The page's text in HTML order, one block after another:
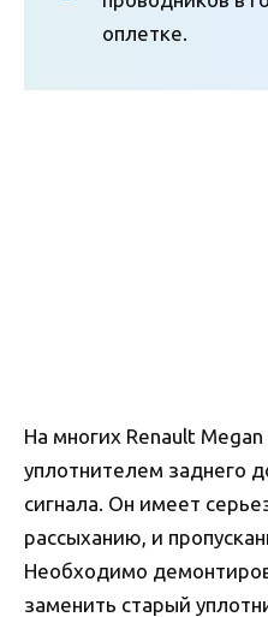
оплетке.
На многих Renault
уплотнителем заднего
сигнала. Он имеет
рассыханию, и
Необходимо
заменить старый